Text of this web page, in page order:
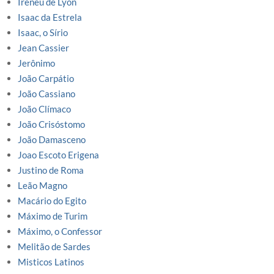
Isaac da Estrela
Isaac, o Sírio
Jean Cassier
Jerônimo
João Carpátio
João Cassiano
João Clímaco
João Crisóstomo
João Damasceno
Joao Escoto Erigena
Justino de Roma
Leão Magno
Macário do Egito
Máximo de Turim
Máximo, o Confessor
Melitão de Sardes
Misticos Latinos